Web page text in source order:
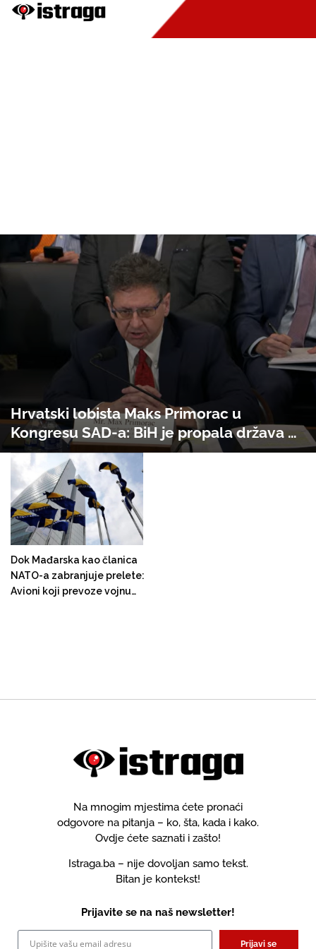
Hrvatski lobista Maks Primorac u
Kongresu SAD-a: BiH je propala država u
kojoj muslimani progone Hrvate
Dok Mađarska kao članica
NATO-a zabranjuje prelete:
Avioni koji prevoze vojnu
Na mnogim mjestima ćete pronaći
odgovore na pitanja – ko, šta, kada i kako.
Ovdje ćete saznati i zašto!
Istraga.ba – nije dovoljan samo tekst.
Bitan je kontekst!
Prijavite se na naš newsletter!
Prijavi se